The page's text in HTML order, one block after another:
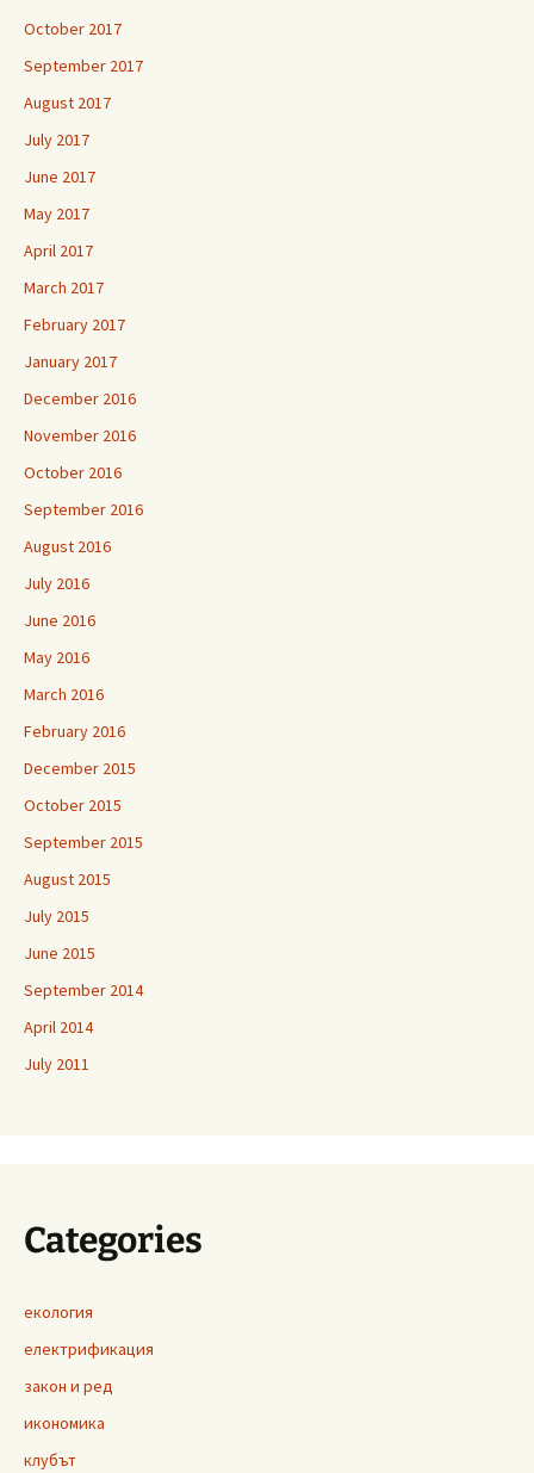
October 2017
September 2017
August 2017
July 2017
June 2017
May 2017
April 2017
March 2017
February 2017
January 2017
December 2016
November 2016
October 2016
September 2016
August 2016
July 2016
June 2016
May 2016
March 2016
February 2016
December 2015
October 2015
September 2015
August 2015
July 2015
June 2015
September 2014
April 2014
July 2011
Categories
екология
електрификация
закон и ред
икономика
клубът